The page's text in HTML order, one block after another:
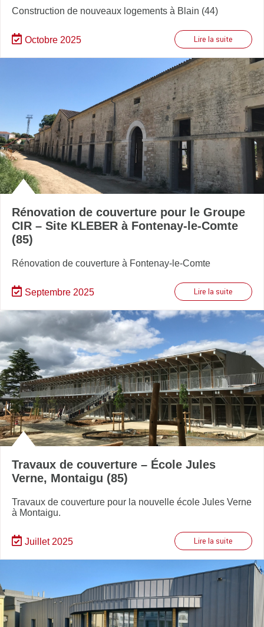
Construction de nouveaux logements à Blain (44)
Octobre 2025 Lire la suite
Rénovation de couverture pour le Groupe
CIR – Site KLEBER à Fontenay-le-Comte
(85)
Rénovation de couverture à Fontenay-le-Comte
Septembre 2025 Lire la suite
Travaux de couverture – École Jules
Verne, Montaigu (85)
Travaux de couverture pour la nouvelle école Jules Verne
à Montaigu.
Juillet 2025 Lire la suite